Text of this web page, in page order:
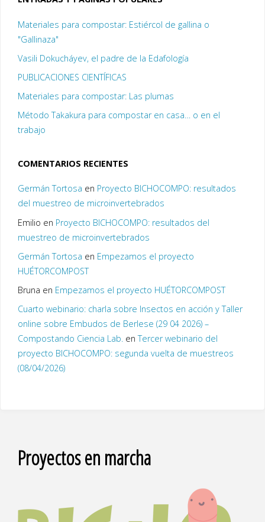
Materiales para compostar: Estiércol de gallina o
"Gallinaza"
Vasili Dokucháyev, el padre de la Edafología
PUBLICACIONES CIENTÍFICAS
Materiales para compostar: Las plumas
Método Takakura para compostar en casa… o en el
trabajo
COMENTARIOS RECIENTES
Germán Tortosa en Proyecto BICHOCOMPO: resultados
del muestreo de microinvertebrados
Emilio en Proyecto BICHOCOMPO: resultados del
muestreo de microinvertebrados
Germán Tortosa en Empezamos el proyecto
HUÉTORCOMPOST
Bruna en Empezamos el proyecto HUÉTORCOMPOST
Cuarto webinario: charla sobre Insectos en acción y Taller
online sobre Embudos de Berlese (29 04 2026) –
Compostando Ciencia Lab.enTercer webinario del
proyecto BICHOCOMPO: segunda vuelta de muestreos
(08/04/2026)
Proyectos en marcha